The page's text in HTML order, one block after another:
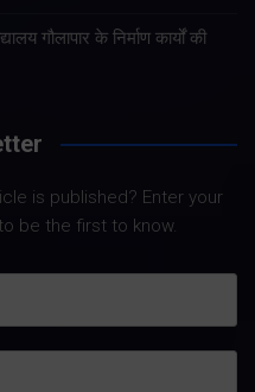
गौलापार के निर्माण कार्यों की
is published? Enter your
be the first to know.